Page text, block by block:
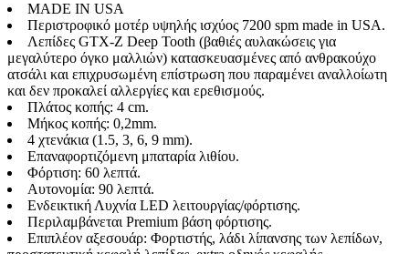
MADE IN USA
Περιστροφικό μοτέρ υψηλής ισχύος 7200 spm made in USA.
Λεπίδες GTX-Z Deep Tooth (βαθιές αυλακώσεις για
μεγαλύτερο όγκο μαλλιών) κατασκευασμένες από ανθρακούχο
ατσάλι και επιχρυσωμένη επίστρωση που παραμένει αναλλοίωτη
και δεν προκαλεί αλλεργίες και ερεθισμούς.
Πλάτος κοπής: 4 cm.
Mήκος κοπής: 0,2mm.
4 χτενάκια (1.5, 3, 6, 9 mm).
Επαναφορτιζόμενη μπαταρία λιθίου.
Φόρτιση: 60 λεπτά.
Αυτονομία: 90 λεπτά.
Ενδεικτική Λυχνία LED λειτουργίας/φόρτισης.
Περιλαμβάνεται Premium βάση φόρτισης.
Επιπλέον αξεσουάρ: Φορτιστής, λάδι λίπανσης των λεπίδων,